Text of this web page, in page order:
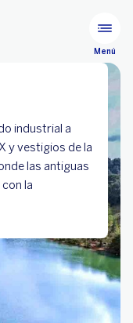
Menú
industrial a
y vestigios de la
las antiguas
la